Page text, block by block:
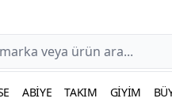
ABIYE TAKIM GIYIM